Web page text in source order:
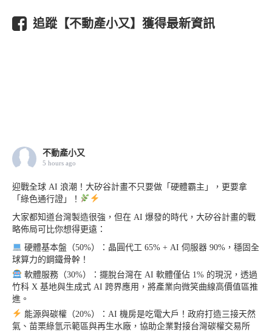
追蹤【不動產小又】獲得最新資訊
不動產小又
5 hours ago
迎戰全球 AI 浪潮！大矽谷計畫不只要做「硬體霸主」，更要拿
「綠色通行證」！
大家都知道台灣製造很強，但在 AI 爆發的時代，大矽谷計畫的戰
略佈局可比你想得更遠：
硬體基本盤（50%）：晶圓代工 65% + AI 伺服器 90%，穩固全
球算力的鋼鐵骨幹！
軟體服務（30%）：擺脫台灣在 AI 軟體僅佔 1% 的現況，透過
竹科 X 基地與生成式 AI 跨界應用，將產業向微笑曲線高價值區推
進。
能源與碳權（20%）：AI 機房是吃電大戶！政府打造三接天然
氣、苗栗綠氫示範區與再生水廠，協助企業對接台灣碳權交易所